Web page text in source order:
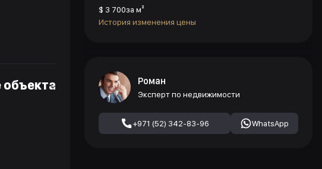
$ 3 700за м²
История изменения цены
Роман
Эксперт по недвижимости
+971 (52) 342-83-96 WhatsApp